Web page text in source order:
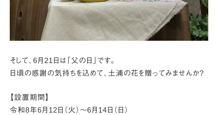
そして、6月21日は「父の日」です。
日頃の感謝の気持ちを込めて、土浦の花を贈ってみませんか?
【設置期間】
令和8年6月12日（火）～6月14日（日）